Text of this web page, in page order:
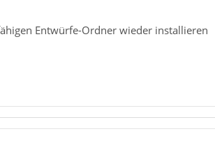
Entwürfe-Ordner wieder installieren